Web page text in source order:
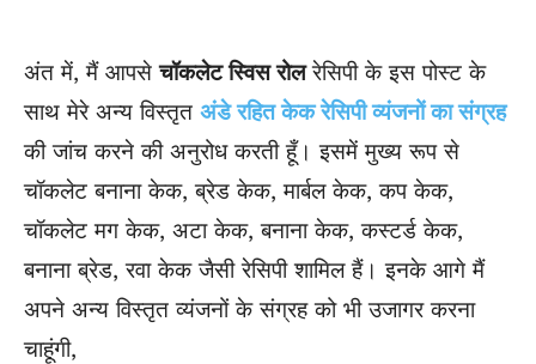
अंत में, मैं आपसेचॉकलेट स्विस रोलरेसिपी के इस पोस्ट के
साथ मेरे अन्य विस्तृत अंडे रहित केक रेसिपी व्यंजनों का संग्रह
की जांच करने की अनुरोध करती हूँ। इसमें मुख्य रूप से
चॉकलेट बनाना केक, ब्रेड केक, मार्बल केक, कप केक,
चॉकलेट मग केक, अटा केक, बनाना केक, कस्टर्ड केक,
बनाना ब्रेड, रवा केक जैसी रेसिपी शामिल हैं। इनके आगे मैं
अपने अन्य विस्तृत व्यंजनों के संग्रह को भी उजागर करना
चाहूंगी,